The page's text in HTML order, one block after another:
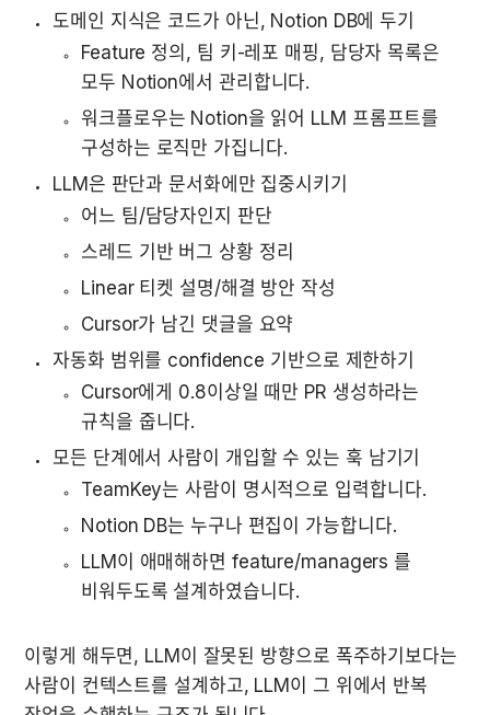
도메인 지식은 코드가 아닌, Notion DB에 두기
Feature 정의, 팀 키-레포 매핑, 담당자 목록은
모두 Notion에서 관리합니다.
워크플로우는 Notion을 읽어 LLM 프롬프트를
구성하는 로직만 가집니다.
LLM은 판단과 문서화에만 집중시키기
어느 팀/담당자인지 판단
스레드 기반 버그 상황 정리
Linear 티켓 설명/해결 방안 작성
Cursor가 남긴 댓글을 요약
자동화 범위를 confidence 기반으로 제한하기
Cursor에게 0.8이상일 때만 PR 생성하라는
규칙을 줍니다.
모든 단계에서 사람이 개입할 수 있는 훅 남기기
TeamKey는 사람이 명시적으로 입력합니다.
Notion DB는 누구나 편집이 가능합니다.
LLM이 애매해하면 feature/managers 를
비워두도록 설계하였습니다.
이렇게 해두면, LLM이 잘못된 방향으로 폭주하기보다는
사람이 컨텍스트를 설계하고, LLM이 그 위에서 반복